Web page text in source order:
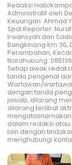
Redaksi
Administratif oleh
Keuangan: Ahmad
Spdi Reporter:
Irwansyah dan
Bangkinang Km 36,
Perambahan,
Narahubung:
Setiap awak
tanda pengenal
Wartawan/
dengan tanda
jawab, dilarang
dilarang terlibat
dalam redaksi
lain dengan
menghubungi